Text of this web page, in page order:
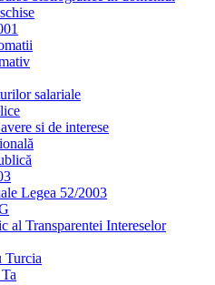
salariale
si de interese
Legea 52/2003
al Transparentei Intereselor
Turcia